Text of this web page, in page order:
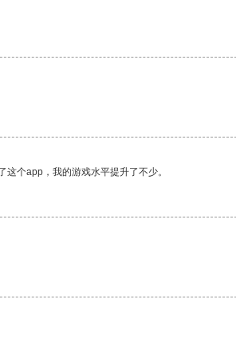
个app，我的游戏水平提升了不少。